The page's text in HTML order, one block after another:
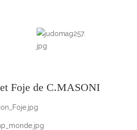
Foje de C.MASONI